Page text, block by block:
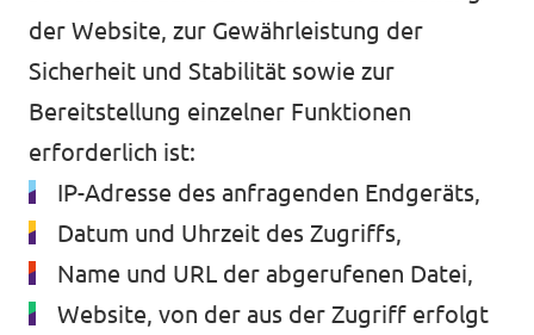
der Website, zur Gewährleistung der
Sicherheit und Stabilität sowie zur
Bereitstellung einzelner Funktionen
erforderlich ist:
IP-Adresse des anfragenden Endgeräts,
Datum und Uhrzeit des Zugriffs,
Name und URL der abgerufenen Datei,
Website, von der aus der Zugriff erfolgt